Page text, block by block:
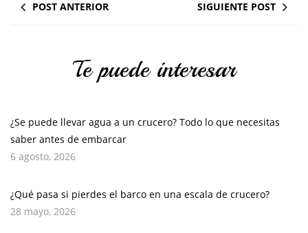
POST ANTERIOR SIGUIENTE POST
Te puede interesar
¿Se puede llevar agua a un crucero? Todo lo que necesitas
saber antes de embarcar
6 agosto, 2026
¿Qué pasa si pierdes el barco en una escala de crucero?
28 mayo, 2026